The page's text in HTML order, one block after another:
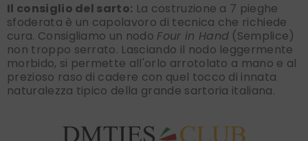
Il consiglio del sarto: La costruzione a 7 pieghe
sfoderata è un capolavoro di tecnica che richiede
cura. Consigliamo un nodo Four in Hand (Semplice)
non troppo serrato. Lasciando il nodo leggermente
morbido, si permette all'orlo arrotolato a mano e al
prezioso raso di cadere con quel tocco di innata
naturalezza tipico della grande sartoria italiana.